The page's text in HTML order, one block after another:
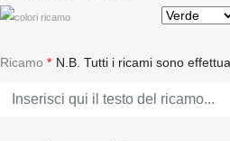
Ricamo * N.B. Tutti i ricami sono